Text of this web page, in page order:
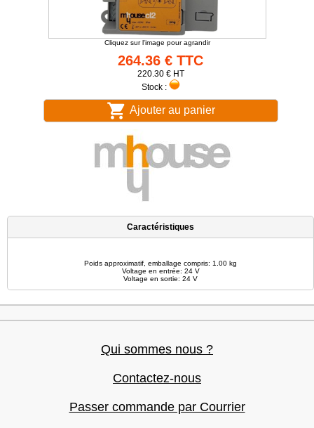
Cliquez sur l'image pour agrandir
264.36 € TTC
220.30 € HT
Stock :
Ajouter au panier
Caractéristiques
Poids approximatif, emballage compris: 1.00 kg
Voltage en entrée: 24 V
Voltage en sortie: 24 V
Qui sommes nous ?
Contactez-nous
Passer commande par Courrier